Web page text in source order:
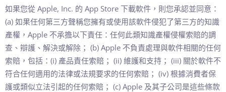
如果您從 Apple, Inc. 的 App Store 下載軟件，則您承認並同意：
(a) 如果任何第三方聲稱您擁有或使用該軟件侵犯了第三方的知識
產權，Apple 不承擔以下責任：任何此類知識產權侵權索賠的調
查、辯護、解決或解除； (b) Apple 不負責處理與軟件相關的任何
索賠，包括：(i) 產品責任索賠； (ii) 維護和支持； (iii) 關於軟件不
符合任何適用的法律或法規要求的任何索賠； (iv) 根據消費者保
護或類似立法引起的任何索賠； (c) Apple 及其子公司是這些條款